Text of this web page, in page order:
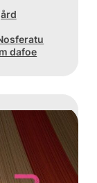
dafoe